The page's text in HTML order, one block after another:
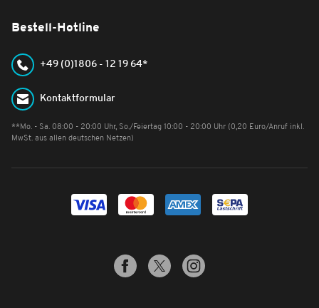
Bestell-Hotline
+49 (0)1806 - 12 19 64*
Kontaktformular
**Mo. - Sa. 08:00 - 20:00 Uhr, So./Feiertag 10:00 - 20:00 Uhr (0,20 Euro/Anruf inkl.
MwSt. aus allen deutschen Netzen)